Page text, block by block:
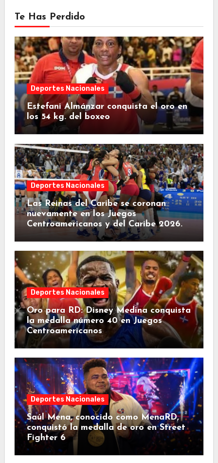
Te Has Perdido
Deportes Nacionales
Estefani Almánzar conquista el oro en
los 54 kg. del boxeo
Deportes Nacionales
Las Reinas del Caribe se coronan
nuevamente en los Juegos
Centroamericanos y del Caribe 2026.
Deportes Nacionales
Oro para RD: Disney Medina conquista
la medalla número 40 en Juegos
Centroamericanos
Deportes Nacionales
Saúl Mena, conocido como MenaRD,
conquistó la medalla de oro en Street
Fighter 6